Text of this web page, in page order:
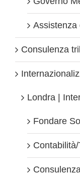
Assistenza
Consulenza
Londra |
Fondare